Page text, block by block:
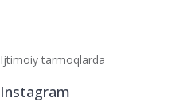
Ijtimoiy tarmoqlarda
Instagram